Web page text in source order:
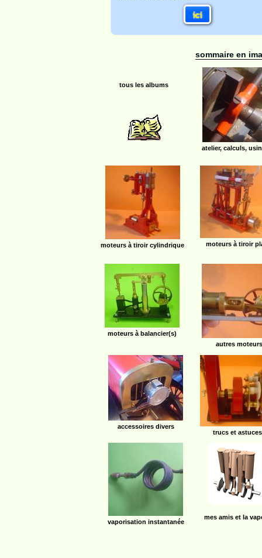
sommaire en
tous les albums
atelier, calculs,
moteurs à tiroir cylindrique moteurs à tiroir
moteurs à balancier(s)
autres moteurs
accessoires divers
trucs et astuces
vaporisation instantanée
mes amis et la